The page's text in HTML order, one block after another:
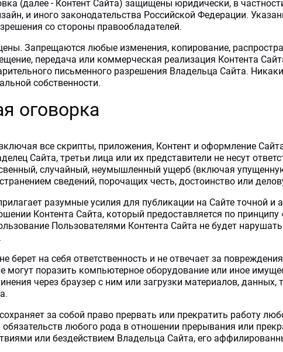
(далее - Контент Сайта) защищены юридически, в
и иного законодательства Российской Федерации.
со стороны правообладателей.
Запрещаются любые изменения, копирование,
передача или коммерческая реализация Контента
письменного разрешения Владельца Сайта.
собственности.
оговорка
все скрипты, приложения, Контент и оформление
Сайта, третьи лица или их представители не несут
случайный, неумышленный ущерб (включая
сведений, порочащих честь, достоинство или
разумные усилия для публикации на Сайте точной
Контента Сайта, который предоставляется по
Пользователями Контента Сайта не будет
берет на себя ответственность и не отвечает за
могут поразить компьютерное оборудование или иное
через браузер с ним или загрузки материалов,
за собой право прервать или прекратить работу
обязательств любого рода в отношении прерывания или
или бездействием Владельца Сайта, его